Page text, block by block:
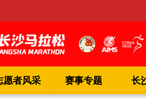
愿者风采 赛事专题 长